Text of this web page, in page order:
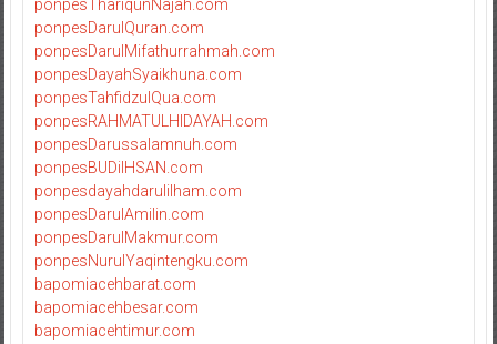
ponpesThariqunNajah.com
ponpesDarulQuran.com
ponpesDarulMifathurrahmah.com
ponpesDayahSyaikhuna.com
ponpesTahfidzulQua.com
ponpesRAHMATULHIDAYAH.com
ponpesDarussalamnuh.com
ponpesBUDiIHSAN.com
ponpesdayahdarulilham.com
ponpesDarulAmilin.com
ponpesDarulMakmur.com
ponpesNurulYaqintengku.com
bapomiacehbarat.com
bapomiacehbesar.com
bapomiacehtimur.com